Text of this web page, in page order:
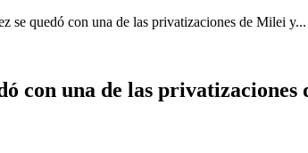
se quedó con una de las privatizaciones de Milei y...
con una de las